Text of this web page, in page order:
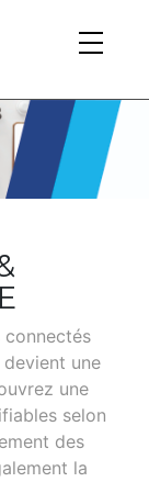
une
une
selon
des
la